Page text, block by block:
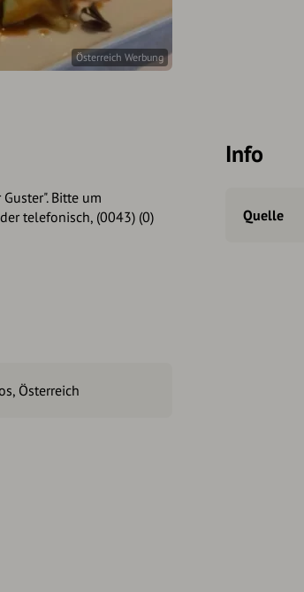
Österreich Werbung
Bitte um
telefonisch, (0043) (0)
Info
Quelle
Österreich